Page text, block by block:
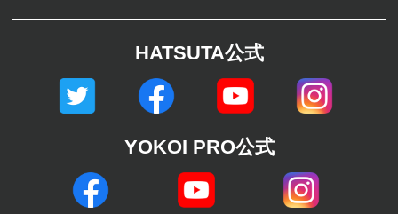
HATSUTA公式
YOKOI PRO公式